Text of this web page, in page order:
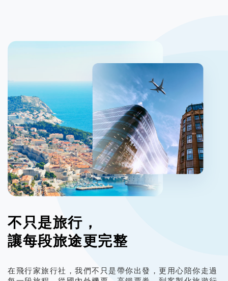
不只是旅行，
讓每段旅途更完整
在飛行家旅行社，我們不只是帶你出發，更用心陪你走過